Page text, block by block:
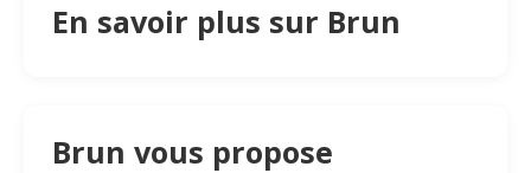
En savoir plus sur Brun
Brun vous propose